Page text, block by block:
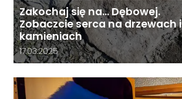
Zakochaj się na… Dębowej.
Zobaczcie serca na drzewach i
kamieniach
Data dodania galerii:
17.03.2025